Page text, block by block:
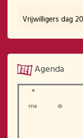
Vrijwilligers dag
Agenda
<
ma di